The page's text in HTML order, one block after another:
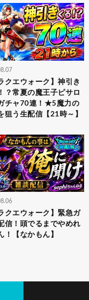
クエウォーク】神引き
？常夏の魔王子ピサロ
チャ70連！★5魔力の
狙う生配信【21時～】
クエウォーク】緊急ガ
信！頭でるまでやめれ
！【なかもん】